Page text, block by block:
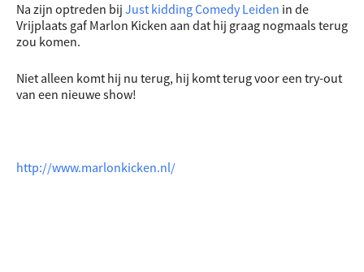
Na zijn optreden bij Just kidding Comedy Leiden in de
Vrijplaats gaf Marlon Kicken aan dat hij graag nogmaals terug
zou komen.
Niet alleen komt hij nu terug, hij komt terug voor een try-out
van een nieuwe show!
http://www.marlonkicken.nl/